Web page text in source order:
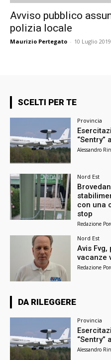
Avviso pubblico
polizia locale
Maurizio Pertegato - 10 Luglio 2019
SCELTI PER TE
Provincia
“Sentry”
Alessandro
Nord Est
con una
stop
Redazione
Nord Est
Avis
vacanze
Redazione
DA RILEGGERE
Provincia
“Sentry”
Alessandro